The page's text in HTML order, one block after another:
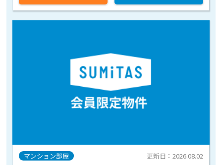
マンション部屋
更新日：2026.08.02